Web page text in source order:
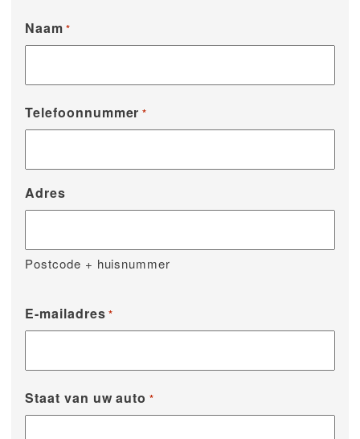
Naam *
Telefoonnummer *
Adres
Postcode + huisnummer
E-mailadres *
Staat van uw auto *